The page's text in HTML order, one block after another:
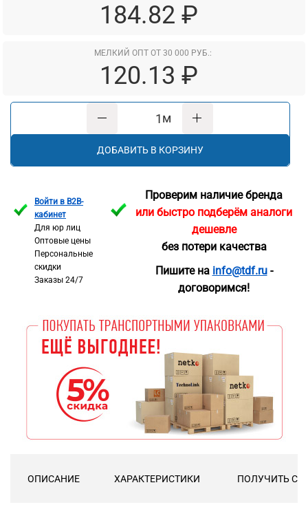
184.82 ₽
МЕЛКИЙ ОПТ ОТ 30 000 РУБ.:
120.13 ₽
м
ДОБАВИТЬ В КОРЗИНУ
Войти в B2B-
кабинет
Для юр лиц
Оптовые цены
Персональные
скидки
Заказы 24/7
Проверим наличие бренда
или быстро подберём аналоги
дешевле
без потери качества
Пишите на info@tdf.ru-
договоримся!
ОПИСАНИЕ ХАРАКТЕРИСТИКИ ПОЛУЧИТЬ